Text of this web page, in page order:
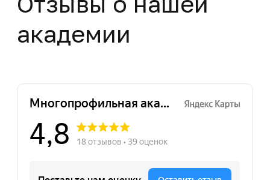
Отправить заявку